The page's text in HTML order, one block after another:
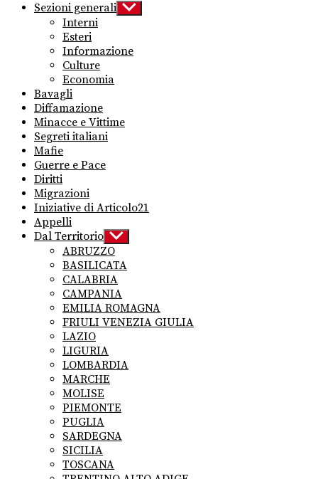
Sezioni generali Show
sub
Interni
Esteri
Informazione
Culture
Economia
Bavagli
Diffamazione
Minacce e Vittime
Segreti italiani
Mafie
Guerre e Pace
Diritti
Migrazioni
Iniziative di Articolo21
Appelli
Dal Territorio Show
sub
menu
ABRUZZO
BASILICATA
CALABRIA
CAMPANIA
EMILIA ROMAGNA
FRIULI VENEZIA GIULIA
LAZIO
LIGURIA
LOMBARDIA
MARCHE
MOLISE
PIEMONTE
PUGLIA
SARDEGNA
SICILIA
TOSCANA